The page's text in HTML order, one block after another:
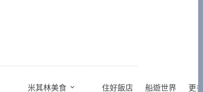
米其林美食 住好飯店 船遊世界 更